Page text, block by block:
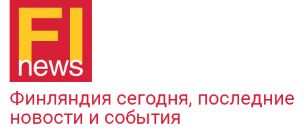
Финляндия сегодня, последние
новости и события